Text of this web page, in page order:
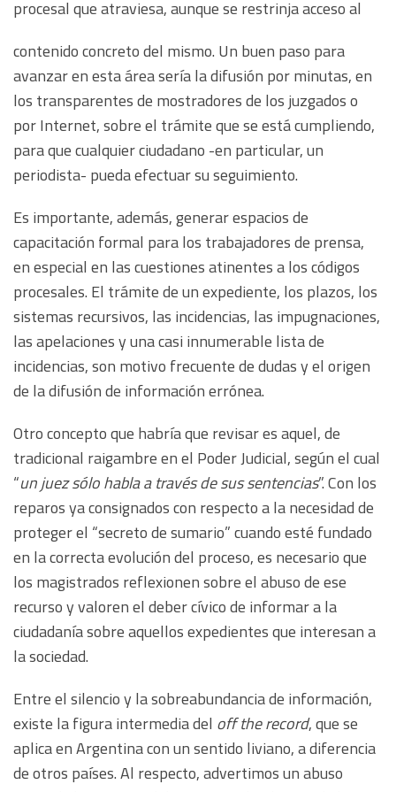
procesal que atraviesa, aunque se restrinja acceso al
contenido concreto del mismo. Un buen paso para
avanzar en esta área sería la difusión por minutas, en
los transparentes de mostradores de los juzgados o
por Internet, sobre el trámite que se está cumpliendo,
para que cualquier ciudadano -en particular, un
periodista- pueda efectuar su seguimiento.
Es importante, además, generar espacios de
capacitación formal para los trabajadores de prensa,
en especial en las cuestiones atinentes a los códigos
procesales. El trámite de un expediente, los plazos, los
sistemas recursivos, las incidencias, las impugnaciones,
las apelaciones y una casi innumerable lista de
incidencias, son motivo frecuente de dudas y el origen
de la difusión de información errónea.
Otro concepto que habría que revisar es aquel, de
tradicional raigambre en el Poder Judicial, según el cual
“un juez sólo habla a través de sus sentencias”. Con los
reparos ya consignados con respecto a la necesidad de
proteger el “secreto de sumario” cuando esté fundado
en la correcta evolución del proceso, es necesario que
los magistrados reflexionen sobre el abuso de ese
recurso y valoren el deber cívico de informar a la
ciudadanía sobre aquellos expedientes que interesan a
la sociedad.
Entre el silencio y la sobreabundancia de información,
existe la figura intermedia del off the record, que se
aplica en Argentina con un sentido liviano, a diferencia
de otros países. Al respecto, advertimos un abuso